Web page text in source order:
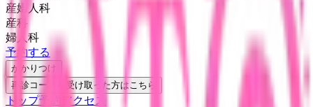
産婦人科
産科
婦人科
予約する
かかりつけ
再診コードを受け取った方はこちら
トップ予約 アクセス